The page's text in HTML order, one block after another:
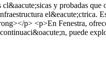
y probadas
el&eacute;ctrica.
p> <p>En Fenestra,
puede